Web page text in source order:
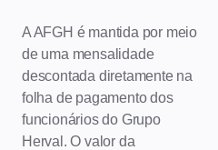
A AFGH é mantida por meio
de uma mensalidade
descontada diretamente na
folha de pagamento dos
funcionários do Grupo
Herval. O valor da